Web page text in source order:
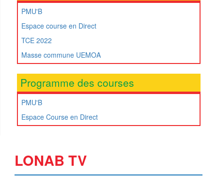
PMU'B
Espace course en Direct
TCE 2022
Masse commune UEMOA
Programme des courses
PMU'B
Espace Course en Direct
LONAB TV